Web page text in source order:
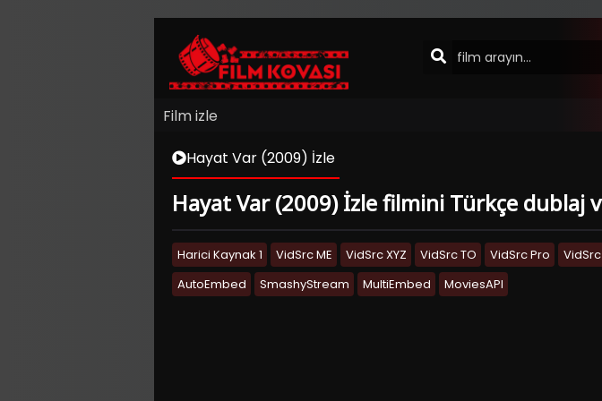
Film izle
Hayat Var (2009) İzle
Hayat Var (2009) İzle filmini Türkçe dublaj
Harici Kaynak 1 VidSrc ME VidSrc XYZ VidSrc TO VidSrc Pro VidSrc
AutoEmbed
SmashyStream MultiEmbed MoviesAPI